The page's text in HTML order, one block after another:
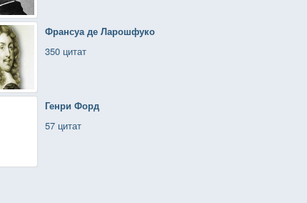
Франсуа де Ларошфуко
350 цитат
Генри Форд
57 цитат